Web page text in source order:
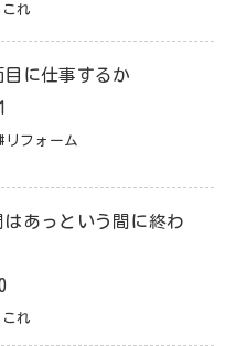
れ
目に仕事するか
リフォーム
はあっという間に終わ
れ